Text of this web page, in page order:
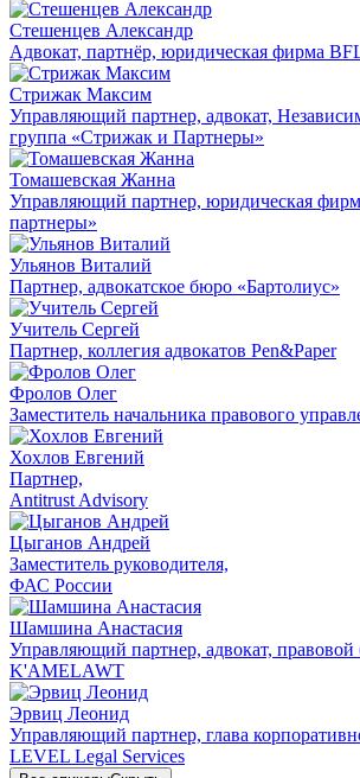
Стешенцев Александр
Адвокат, партнёр, юридическая фирма
Стрижак Максим
Управляющий партнер, адвокат,
группа «Стрижак и Партнеры»
Томашевская Жанна
Управляющий партнер, юридическая
партнеры»
Ульянов Виталий
Партнер, адвокатское бюро «Бартолиус»
Учитель Сергей
Партнер, коллегия адвокатов Pen&Paper
Фролов Олег
Заместитель начальника правового
Хохлов Евгений
Партнер,
Antitrust Advisory
Цыганов Андрей
Заместитель руководителя,
ФАС России
Шамшина Анастасия
Управляющий партнер, адвокат, правовой
K'AMELAWT​​​​​​​
Эрвиц Леонид
Управляющий партнер, глава
LEVEL Legal Services